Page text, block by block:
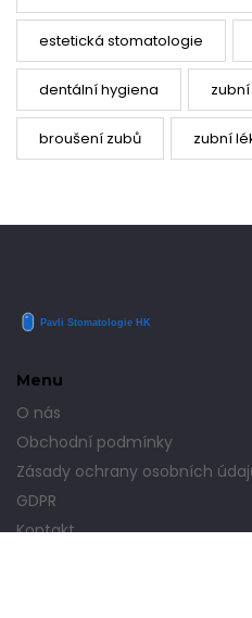
estetická stomatologie
dentální hygiena
broušení zubů zubní
Menu
O nás
Obchodní podmínky
Zásady ochrany osobních
GDPR
Kontakt